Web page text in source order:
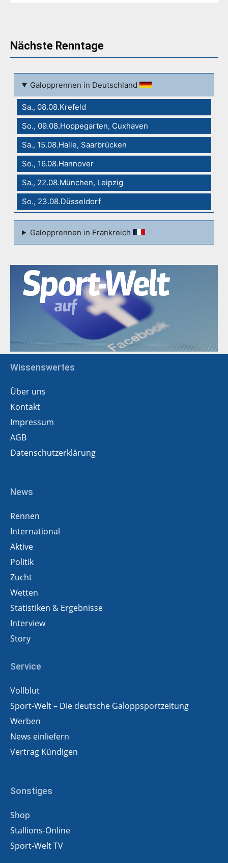
Nächste Renntage
Galopprennen in Deutschland
Sa., 08.08.Krefeld
So., 09.08.Hoppegarten, Cuxhaven
Sa., 15.08.Halle, Saarbrücken
So., 16.08.Hannover
Sa., 22.08.München, Leipzig
So., 23.08.Düsseldorf
Galopprennen in Frankreich
Wissenswertes
Über uns
Kontakt
Impressum
AGB
Datenschutzerklärung
News
Rennen
International
Aktive
Politik
Zucht
Wetten
Statistiken & Ergebnisse
Interview
Story
Service
Vollblut
Sport-Welt – Die deutsche Galoppsportzeitung
Werben
News einliefern
Vertrag Kündigen
Sonstiges
Shop
Stallions-Online
Sport-Welt TV